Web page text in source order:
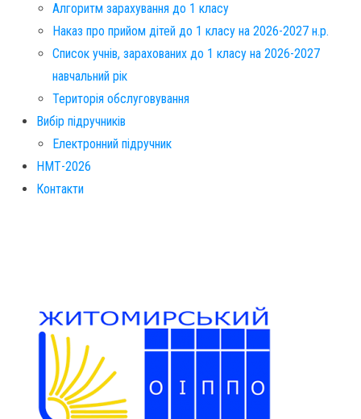
Алгоритм зарахування до 1 класу
Наказ про прийом дітей до 1 класу на 2026-2027 н.р.
Список учнів, зарахованих до 1 класу на 2026-2027
навчальний рік
Територія обслуговування​
Вибір підручників
Електронний підручник
НМТ-2026
Контакти